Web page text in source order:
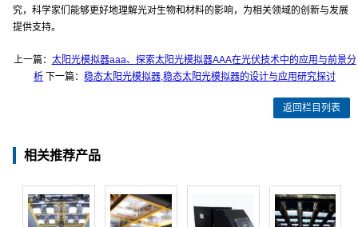
究，科学家们能够更好地理解光对生物和材料的影响，为相关领域的创新与发展
提供支持。
上一篇： 太阳光模拟器aaa、探索太阳光模拟器AAA在光伏技术中的应用与前景分
析 下一篇：稳态太阳光模拟器,稳态太阳光模拟器的设计与应用研究探讨
返回栏目列表
相关推荐产品